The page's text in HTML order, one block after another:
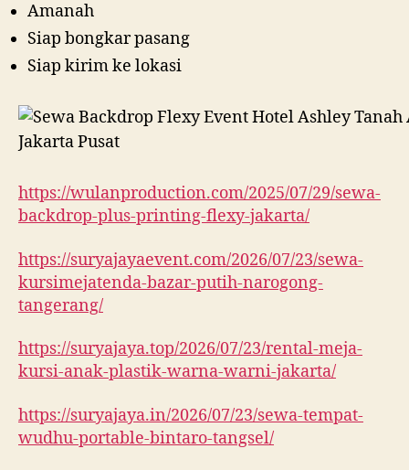
Amanah
Siap bongkar pasang
Siap kirim ke lokasi
https://wulanproduction.com/2025/07/29/sewa-
backdrop-plus-printing-flexy-jakarta/
https://suryajayaevent.com/2026/07/23/sewa-
kursimejatenda-bazar-putih-narogong-
tangerang/
https://suryajaya.top/2026/07/23/rental-meja-
kursi-anak-plastik-warna-warni-jakarta/
https://suryajaya.in/2026/07/23/sewa-tempat-
wudhu-portable-bintaro-tangsel/